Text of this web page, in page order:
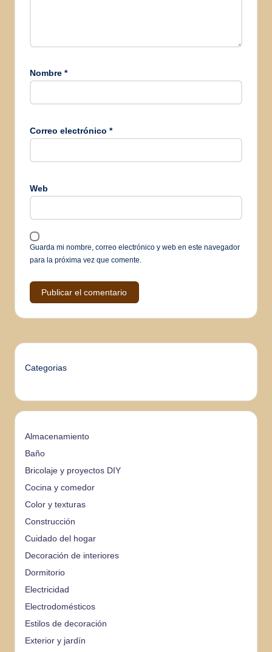
Nombre *
Correo electrónico *
Web
Guarda mi nombre, correo electrónico y web en este navegador
para la próxima vez que comente.
Categorias
Almacenamiento
Baño
Bricolaje y proyectos DIY
Cocina y comedor
Color y texturas
Construcción
Cuidado del hogar
Decoración de interiores
Dormitorio
Electricidad
Electrodomésticos
Estilos de decoración
Exterior y jardín